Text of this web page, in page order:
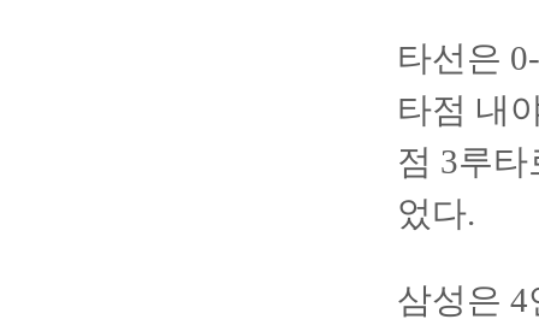
타선은
타점 내
점 3루
었다.
삼성은